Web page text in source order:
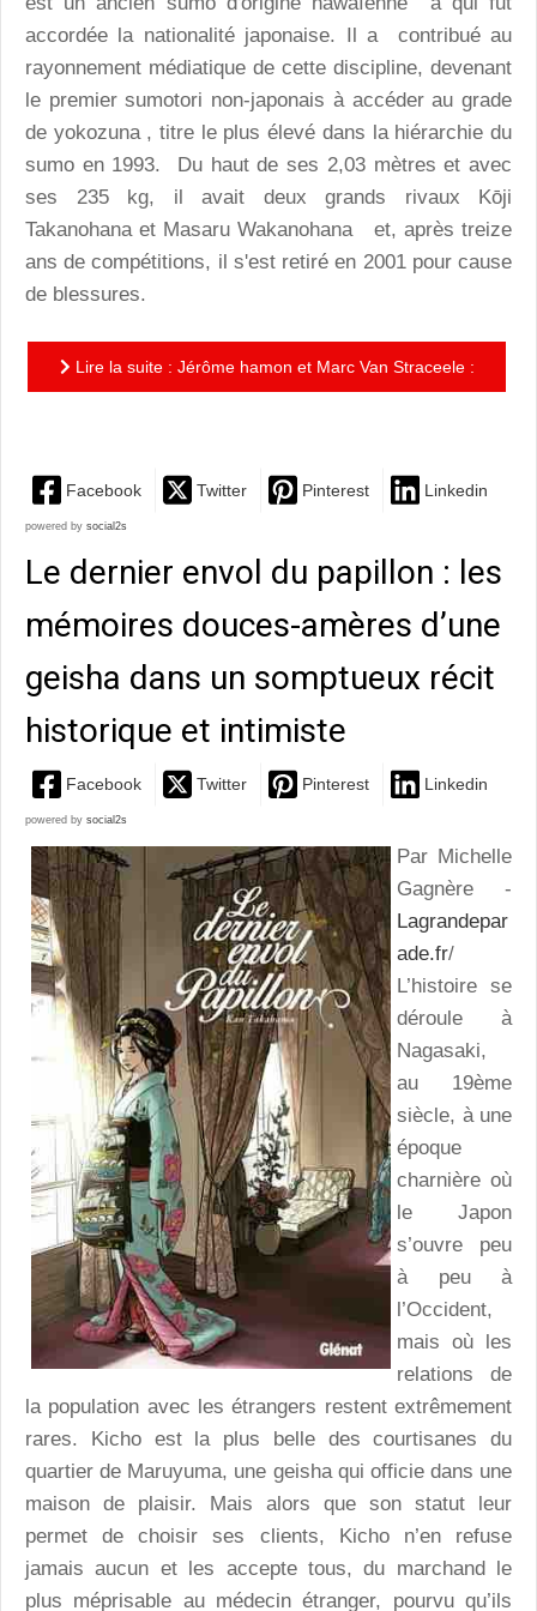
accordée la nationalité japonaise. Il a contribué au
rayonnement médiatique de cette discipline, devenant
le premier sumotori non-japonais à accéder au grade
de yokozuna , titre le plus élevé dans la hiérarchie du
sumo en 1993. Du haut de ses 2,03 mètres et avec
ses 235 kg, il avait deux grands rivaux Kōji
Takanohana et Masaru Wakanohana et, après treize
ans de compétitions, il s'est retiré en 2001 pour cause
de blessures.
Lire la suite : Jérôme hamon et Marc Van Straceele :
Facebook Twitter Pinterest Linkedin
powered by social2s
Le dernier envol du papillon : les
mémoires douces-amères d’une
geisha dans un somptueux récit
historique et intimiste
Facebook Twitter Pinterest Linkedin
powered by social2s
Par Michelle
Gagnère -
Lagrandepar
ade.fr/
L’histoire se
déroule à
Nagasaki,
au 19ème
siècle, à une
époque
charnière où
le Japon
s’ouvre peu
à peu à
l’Occident,
mais où les
relations de
la population avec les étrangers restent extrêmement
rares. Kicho est la plus belle des courtisanes du
quartier de Maruyuma, une geisha qui officie dans une
maison de plaisir. Mais alors que son statut leur
permet de choisir ses clients, Kicho n’en refuse
jamais aucun et les accepte tous, du marchand le
plus méprisable au médecin étranger, pourvu qu’ils